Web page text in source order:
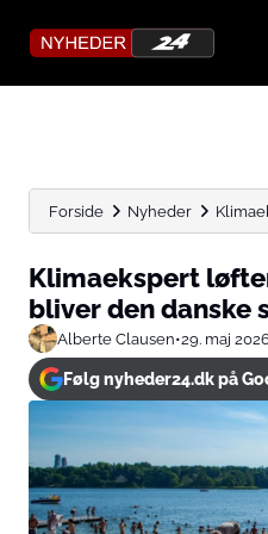
Forside Nyheder
Klimaekspert
bliver den danske
Alberte Clausen•29. maj
Følg nyheder24.dk på